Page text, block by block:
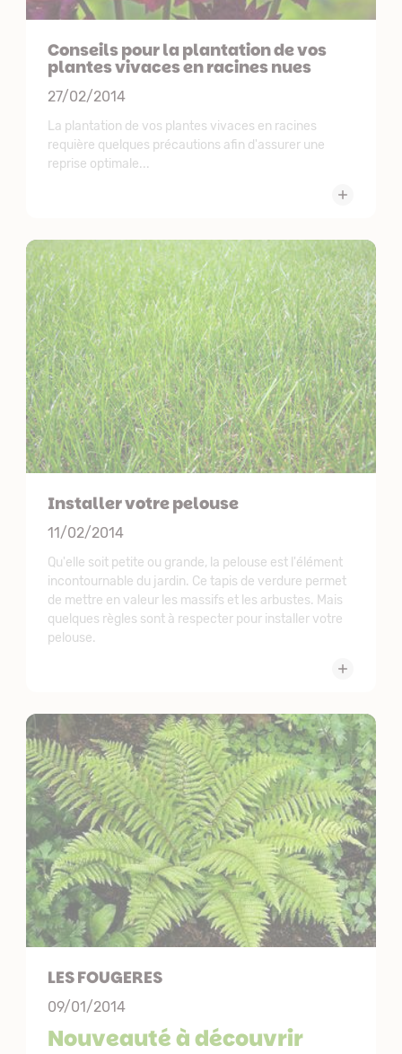
Conseils pour la plantation de vos
plantes vivaces en racines nues
27/02/2014
La plantation de vos plantes vivaces en racines
requière quelques précautions afin d'assurer une
reprise optimale...
Installer votre pelouse
11/02/2014
Qu'elle soit petite ou grande, la pelouse est l'élément
incontournable du jardin. Ce tapis de verdure permet
de mettre en valeur les massifs et les arbustes. Mais
quelques règles sont à respecter pour installer votre
pelouse.
LES FOUGERES
09/01/2014
Nouveauté à découvrir